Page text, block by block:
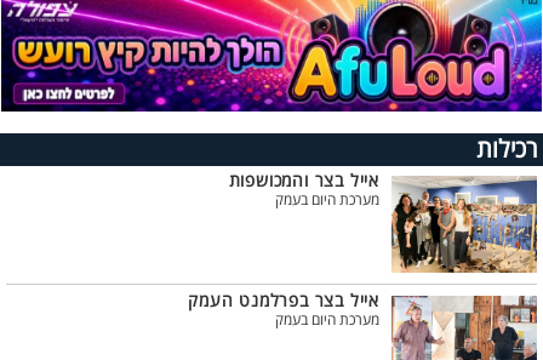
רכילות
אייל בצר והמכושפות
מערכת היום בעמק
אייל בצר בפרלמנט העמק
מערכת היום בעמק